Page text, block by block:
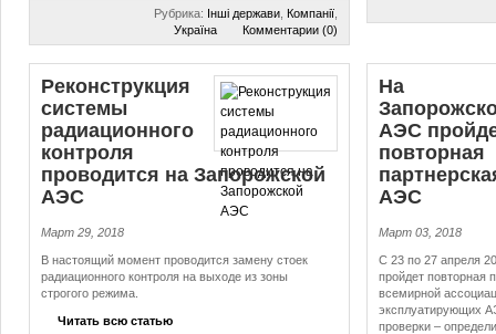
Рубрика: Інші держави Компанії
Україна
Комментарии (0)
Реконструкция
системы
радиационного
контроля
проводится на Запорожской
АЭС
Март 29, 2018
В настоящий момент проводится замену стоек
радиационного контроля на выходе из зоны
строгого режима.
Читать всю статью
На
АЭС
повторная
АЭС
Март 03, 2018
С 23 по 27 апреля
пройдет повторная
всемирной
эксплуатирующих
проверки –